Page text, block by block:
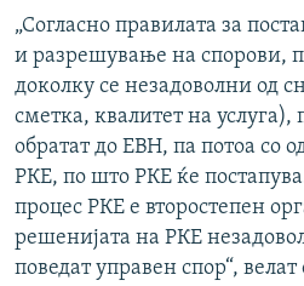
„Согласно правилата за
и разрешување на спорови,
доколку се незадоволни од
сметка, квалитет на услуга),
обратат до ЕВН, па потоа со
РКЕ, по што РКЕ ќе
процес РКЕ е второстепен
решенијата на РКЕ
поведат управен спор“,